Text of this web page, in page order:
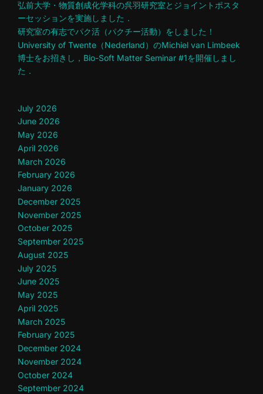
弘前大学・物質創成化学科の呉羽研究室とジョイントポスタ
ーセッションを実施しました．
研究室の有志でパク活（パクチー活動）をしました！
University of Twente（Nederland）のMichiel van Limbeek
博士をお招きし，Bio-Soft Matter Seminar #1を開催しまし
た．
July 2026
June 2026
May 2026
April 2026
March 2026
February 2026
January 2026
December 2025
November 2025
October 2025
September 2025
August 2025
July 2025
June 2025
May 2025
April 2025
March 2025
February 2025
December 2024
November 2024
October 2024
September 2024